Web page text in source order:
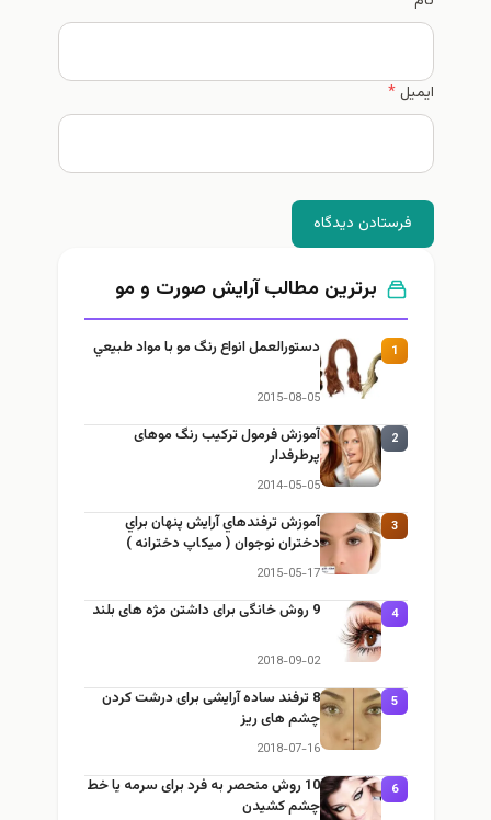
ایمیل*
فرستادن دیدگاه
برترین مطالب آرايش صورت و مو
1 دستورالعمل انواع رنگ مو با مواد طبيعي
2015-08-05
2
آموزش فرمول ترکیب رنگ موهای
پرطرفدار
2014-05-05
3
آموزش ترفندهاي آرایش پنهان براي
دختران نوجوان ( میکاپ دخترانه )
2015-05-17
4 9 روش خانگی برای داشتن مژه های بلند
2018-09-02
5
8 ترفند ساده آرایشی برای درشت کردن
چشم های ریز
2018-07-16
6
10 روش منحصر به فرد برای سرمه یا خط
چشم کشیدن